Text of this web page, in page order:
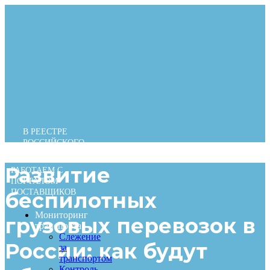
В РЕЕСТРЕ
РОССИЙСКОГО
РАБОТАЕМ С
ПОРТАЛОМ
ПОСТАВЩИКОВ
Мониторинг
транспорта
Слежение
за
транспортом
Развитие
беспилотных
грузовых перевозок в
России: как будут